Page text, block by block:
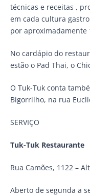
técnicas e receitas ,
em cada cultura
por aproximadamente
No cardápio do
estão o Pad Thai, o
O Tuk-Tuk conta
Bigorrilho, na rua
SERVIÇO
Tuk-Tuk Restaurante
Rua Camões, 1122 –
Aberto de segunda a